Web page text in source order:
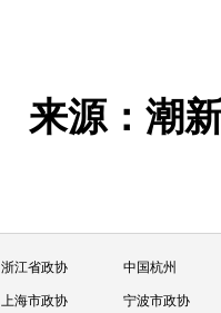
来源：
浙江省政协 中国杭州
上海市政协 宁波市政协